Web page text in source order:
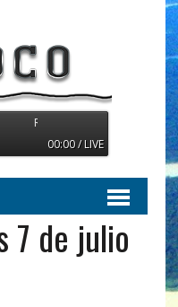
Radio Orinoco - Transmitiendo
00:00 / LIVE
7 de julio